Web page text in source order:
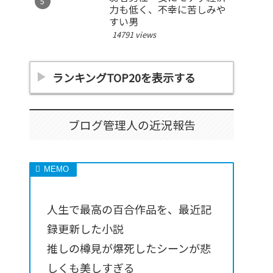
力も低く、不幸に苦しみや
すい男
14791 views
ランキングTOP20を表示する
ブログ管理人の近況報告
人生で最高の百合作品を、最近記
録更新した小説
推しの樽見が爆死したシーンが悲
しくも美しすぎる